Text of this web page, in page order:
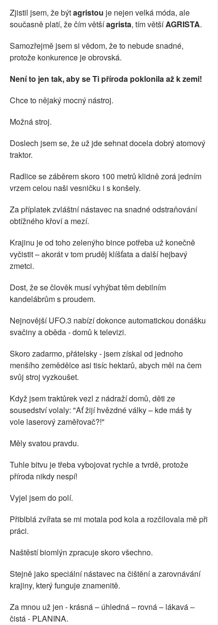
Zjistil jsem, že býtagristou je nejen velká móda, ale
současně platí, že čím většíagrista, tím většíAGRISTA.
Samozřejmě jsem si vědom, že to nebude snadné,
protože konkurence je obrovská.
Není to jen tak, aby se Ti příroda poklonila až k zemi!
Chce to nějaký mocný nástroj.
Možná stroj.
Doslech jsem se, že už jde sehnat docela dobrý atomový
traktor.
Radlice se záběrem skoro 100 metrů klidně zorá jedním
vrzem celou naši vesničku i s konšely.
Za příplatek zvláštní nástavec na snadné odstraňování
obtížného křoví a mezí.
Krajinu je od toho zelenýho bince potřeba už konečně
vyčistit – akorát v tom pruděj klíšťata a další hejbavý
zmetci.
Dost, že se člověk musí vyhýbat těm debilním
kandelábrům s proudem.
Nejnovější UFO.3 nabízí dokonce automatickou donášku
svačiny a oběda - domů k televizi.
Skoro zadarmo, přátelsky - jsem získal od jednoho
menšího zemědělce asi tisíc hektarů, abych měl na čem
svůj stroj vyzkoušet.
Když jsem traktůrek vezl z nádraží domů, děti ze
sousedství volaly: "Ať žijí hvězdné války – kde máš ty
vole laserový zaměřovač?!"
Měly svatou pravdu.
Tuhle bitvu je třeba vybojovat rychle a tvrdě, protože
příroda nikdy nespí!
Vyjel jsem do polí.
Přiblblá zvířata se mi motala pod kola a rozčilovala mě při
práci.
Naštěstí biomlýn zpracuje skoro všechno.
Stejně jako speciální nástavec na čištění a zarovnávání
krajiny, který funguje znamenitě.
Za mnou už jen - krásná – úhledná – rovná – lákavá –
čistá - PLANINA.